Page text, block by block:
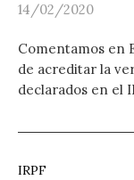
14/02/2020
Comentamos en
de acreditar la
declarados en el
IRPF